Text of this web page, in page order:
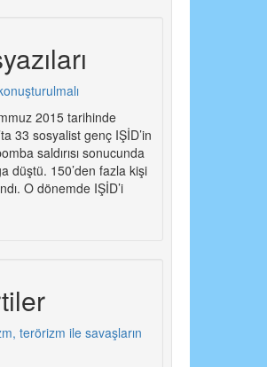
2015 tarihinde
33 sosyalist genç IŞİD’in
saldırısı sonucunda
düştü. 150’den fazla kişi
O dönemde IŞİD’i
terörizm ile savaşların